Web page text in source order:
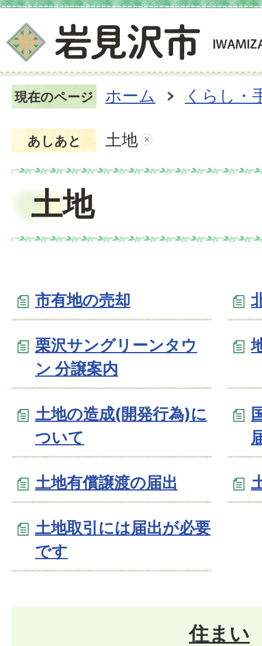
現在のページ ホーム くらし・
あしあと 土地
土地
市有地の売却
栗沢サングリーンタウ
ン 分譲案内
土地の造成(開発行為)に
ついて
土地有償譲渡の届出
土地取引には届出が必要
です
住まい